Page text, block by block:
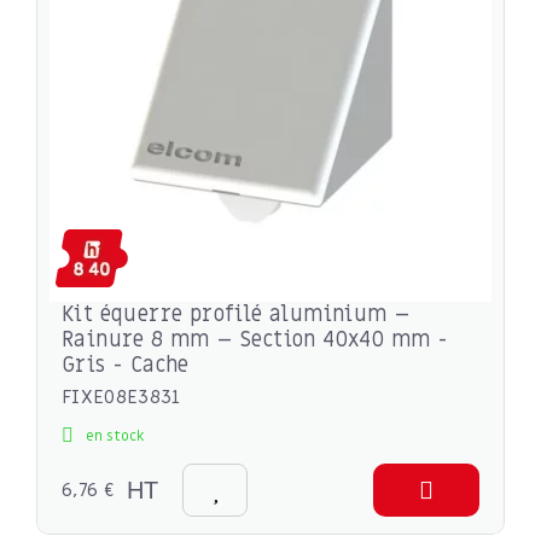
Kit équerre profilé aluminium –
Rainure 8 mm – Section 40x40 mm -
Gris - Cache
FIXE08E3831
en stock
6,76 € HT